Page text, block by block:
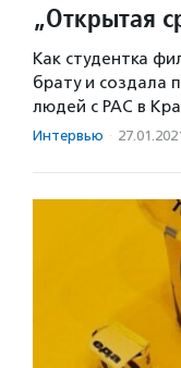
„Открытая
Как студентка
брату и создала
людей с РАС в
Интервью ·